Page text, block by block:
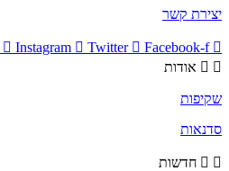
יצירת קשר
Instagram Twitter
Facebook-f
אודות
שקיפות
סדנאות
חדשות